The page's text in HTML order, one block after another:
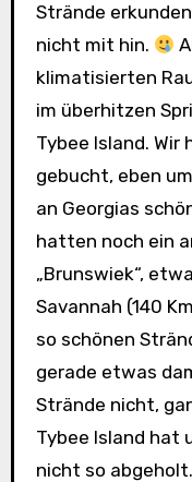
Strände
nicht mit hin.
klimatisierten
im überhitzen
Tybee Island. Wir
gebucht, eben
an Georgias
hatten noch ein
„Brunswiek“,
Savannah (140
so schönen
gerade etwas
Strände nicht,
Tybee Island hat
nicht so